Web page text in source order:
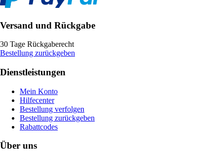
Versand und Rückgabe
30 Tage Rückgaberecht
Bestellung zurückgeben
Dienstleistungen
Mein Konto
Hilfecenter
Bestellung verfolgen
Bestellung zurückgeben
Rabattcodes
Über uns